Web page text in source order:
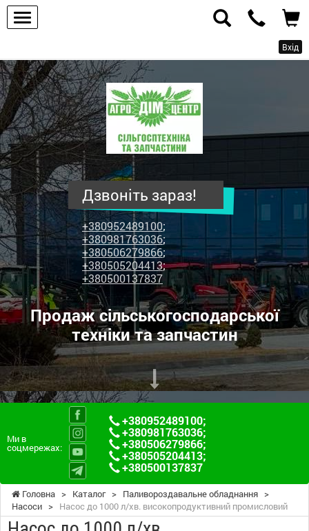
Вхід
ПП
"Агродім-
центр"
-
продаж
сільськогосподарської
техніки
та
запчастин
Дзвоніть зараз!
+380952489100;
+380981763036;
+380506279866;
+380505204413;
+380500137837
Продаж сільськогосподарської
техніки та запчастин
Ми в
соцмережах:
+380952489100;
+380981763036;
+380506279866;
+380505204413;
+380500137837
Головна > Каталог > Паливороздавальне обладнання >
Насоси > Насос до 1000 л/хв. високопродуктивний промисловий